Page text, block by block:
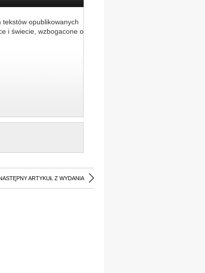
opublikowanych
i świecie, wzbogacone o
ARTYKUŁ Z WYDANIA